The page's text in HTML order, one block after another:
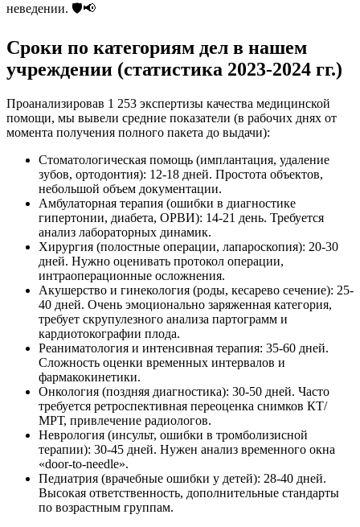
неведении. 🛡️📢
Сроки по категориям дел в нашем
учреждении (статистика 2023-2024 гг.)
Проанализировав 1 253 экспертизы качества медицинской
помощи, мы вывели средние показатели (в рабочих днях от
момента получения полного пакета до выдачи):
Стоматологическая помощь (имплантация, удаление
зубов, ортодонтия): 12-18 дней. Простота объектов,
небольшой объем документации.
Амбулаторная терапия (ошибки в диагностике
гипертонии, диабета, ОРВИ): 14-21 день. Требуется
анализ лабораторных динамик.
Хирургия (полостные операции, лапароскопия): 20-30
дней. Нужно оценивать протокол операции,
интраоперационные осложнения.
Акушерство и гинекология (роды, кесарево сечение): 25-
40 дней. Очень эмоционально заряженная категория,
требует скрупулезного анализа партограмм и
кардиотокографии плода.
Реаниматология и интенсивная терапия: 35-60 дней.
Сложность оценки временных интервалов и
фармакокинетики.
Онкология (поздняя диагностика): 30-50 дней. Часто
требуется ретроспективная переоценка снимков КТ/
МРТ, привлечение радиологов.
Неврология (инсульт, ошибки в тромболизисной
терапии): 30-45 дней. Нужен анализ временного окна
«door-to-needle».
Педиатрия (врачебные ошибки у детей): 28-40 дней.
Высокая ответственность, дополнительные стандарты
по возрастным группам.